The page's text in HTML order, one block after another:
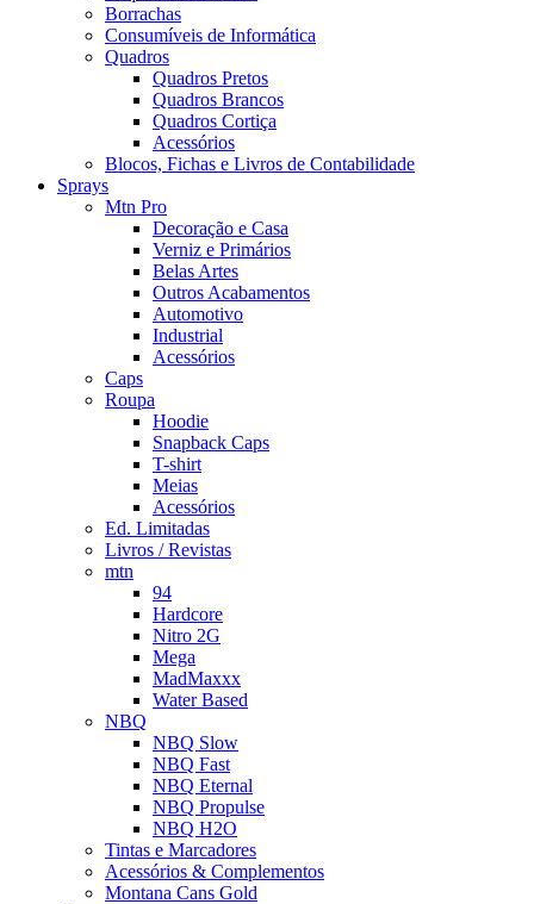
Borrachas
Consumíveis de Informática
Quadros
Quadros Pretos
Quadros Brancos
Quadros Cortiça
Acessórios
Blocos, Fichas e Livros de Contabilidade
Sprays
Mtn Pro
Decoração e Casa
Verniz e Primários
Belas Artes
Outros Acabamentos
Automotivo
Industrial
Acessórios
Caps
Roupa
Hoodie
Snapback Caps
T-shirt
Meias
Acessórios
Ed. Limitadas
Livros / Revistas
mtn
94
Hardcore
Nitro 2G
Mega
MadMaxxx
Water Based
NBQ
NBQ Slow
NBQ Fast
NBQ Eternal
NBQ Propulse
NBQ H2O
Tintas e Marcadores
Acessórios & Complementos
Montana Cans Gold